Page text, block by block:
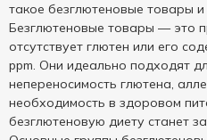
такое безглютеновые товары
Безглютеновые товары — это
отсутствует глютен или его
ppm. Они идеально подходят
непереносимость глютена,
необходимость в здоровом
безглютеновую диету станет